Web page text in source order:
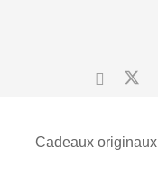
Cadeaux originaux